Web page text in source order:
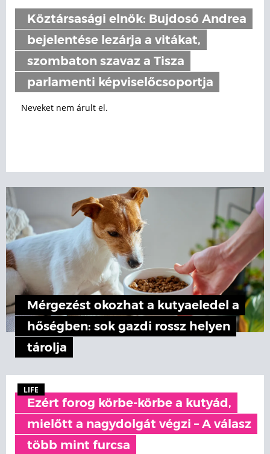
Köztársasági elnök: Bujdosó Andrea
bejelentése lezárja a vitákat,
szombaton szavaz a Tisza
parlamenti képviselőcsoportja
Neveket nem árult el.
Mérgezést okozhat a kutyaeledel a
hőségben: sok gazdi rossz helyen
tárolja
LIFE
Ezért forog körbe-körbe a kutyád,
mielőtt a nagydolgát végzi – A válasz
több mint furcsa